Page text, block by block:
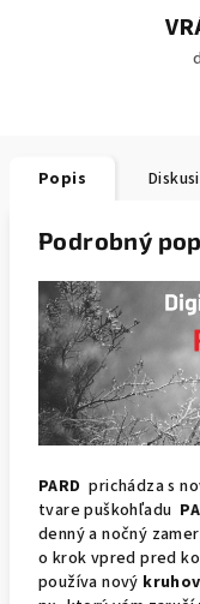
Popis
Podrobný
PARD prichádza s
tvare puškohľadu
denný a nočný
o krok vpred pred
používa nový